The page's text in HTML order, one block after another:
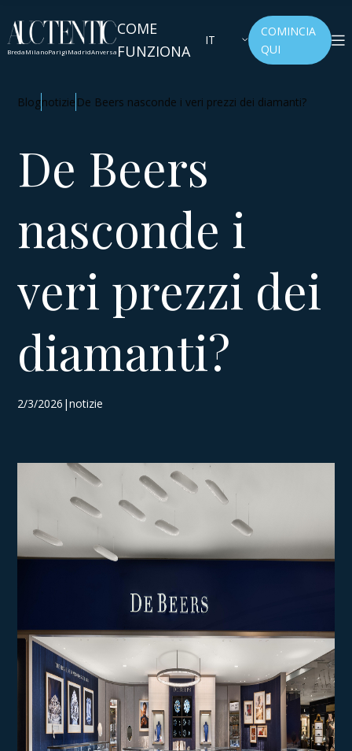
BredaMilanoParigiMadridAnversa
COME
FUNZIONA
IT
COMINCIA
QUI
Blognotizie De Beers nasconde i veri prezzi dei diamanti?
De Beers
nasconde i
veri prezzi dei
diamanti?
2/3/2026|notizie